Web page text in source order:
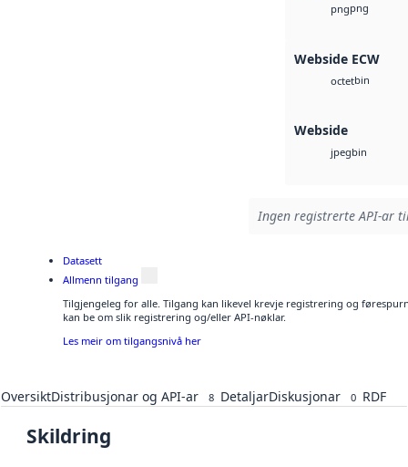
pngpng
Webside ECW
octetbin
Webside
jpegbin
Ingen registrerte API-ar
Datasett
Allmenn tilgang
Tilgjengeleg for alle. Tilgang kan likevel krevje registrering og
kan be om slik registrering og/eller API-nøklar.
Les meir om tilgangsnivå her
OversiktDistribusjonar og API-ar 8 DetaljarDiskusjonar 0 RDF
Skildring